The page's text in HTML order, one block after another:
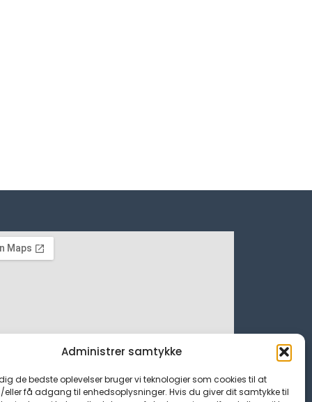
Administrer samtykke
de bedste oplevelser bruger vi teknologier som cookies til at
få adgang til enhedsoplysninger. Hvis du giver dit samtykke til